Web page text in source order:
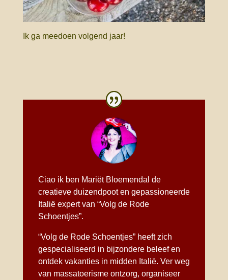
Ik ga meedoen volgend jaar!
Ciao ik ben Mariët Bloemendal de
creatieve duizendpoot en gepassioneerde
Italië expert van “Volg de Rode
Schoentjes”.
“Volg de Rode Schoentjes” heeft zich
gespecialiseerd in bijzondere beleef en
ontdek vakanties in midden Italië. Ver weg
van massatoerisme ontzorg, organiseer